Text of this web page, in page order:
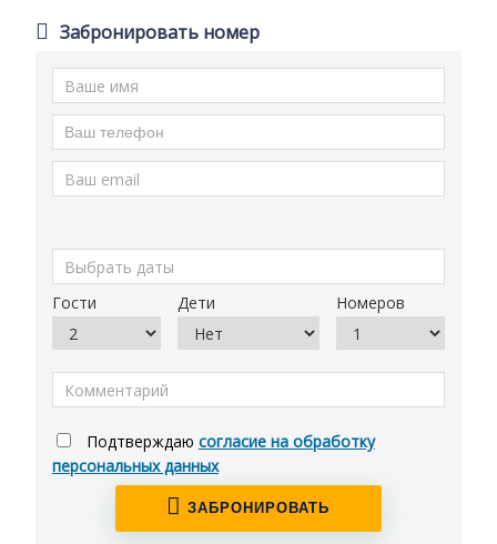
Забронировать номер
Гости Дети Номеров
Подтверждаю согласие на обработку
персональных данных
ЗАБРОНИРОВАТЬ